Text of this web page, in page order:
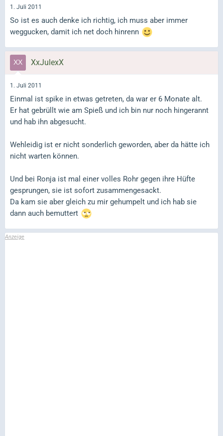
1. Juli 2011
So ist es auch denke ich richtig, ich muss aber immer
weggucken, damit ich net doch hinrenn
XxJulexX
1. Juli 2011
Einmal ist spike in etwas getreten, da war er 6 Monate alt.
Er hat gebrüllt wie am Spieß und ich bin nur noch hingerannt
und hab ihn abgesucht.
Wehleidig ist er nicht sonderlich geworden, aber da hätte ich
nicht warten können.
Und bei Ronja ist mal einer volles Rohr gegen ihre Hüfte
gesprungen, sie ist sofort zusammengesackt.
Da kam sie aber gleich zu mir gehumpelt und ich hab sie
dann auch bemuttert